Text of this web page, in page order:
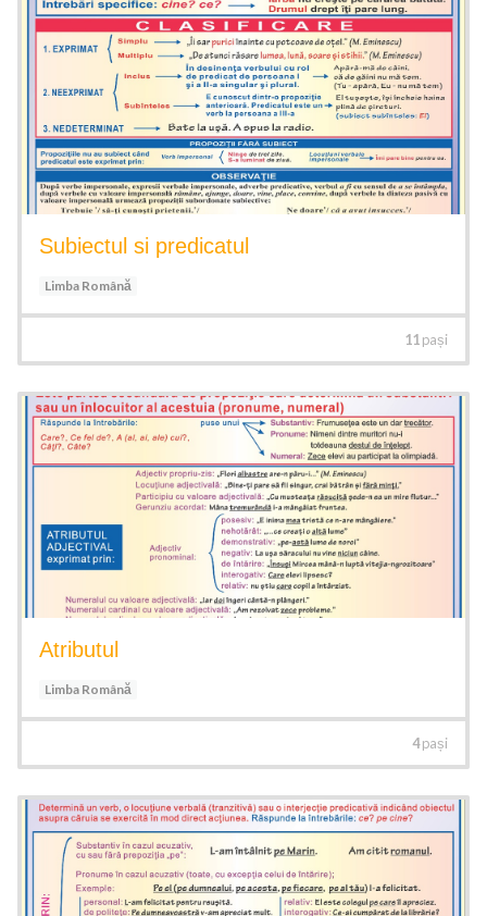
Subiectul si predicatul
Limba Română
11 pași
Atributul
Limba Română
4pași